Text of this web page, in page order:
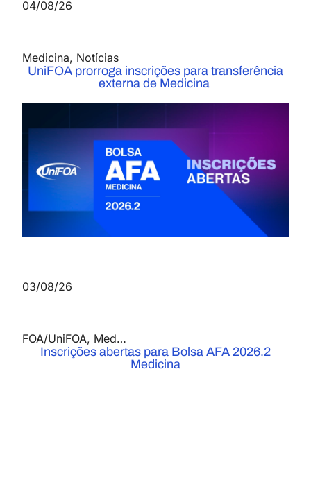
04/08/26
Medicina, Notícias
UniFOA prorroga inscrições para transferência
externa de Medicina
03/08/26
FOA/UniFOA, Medicina
Inscrições abertas para Bolsa AFA 2026.2
Medicina